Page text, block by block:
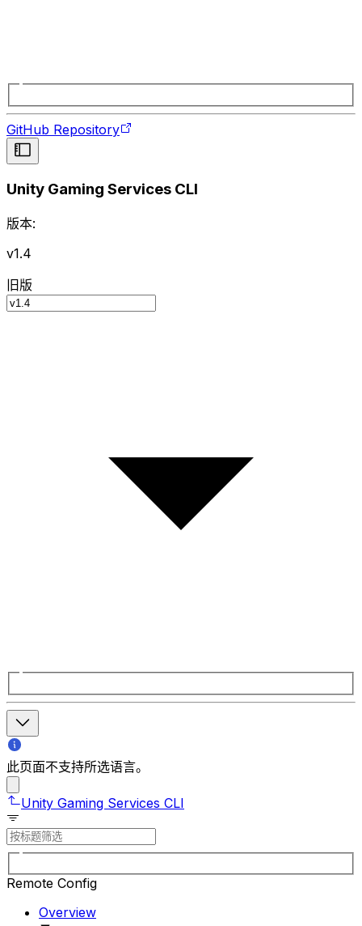
GitHub Repository
Unity Gaming Services CLI
版本:
v1.4
旧版
此页面不支持所选语言。
Unity Gaming Services CLI
Remote Config
Overview